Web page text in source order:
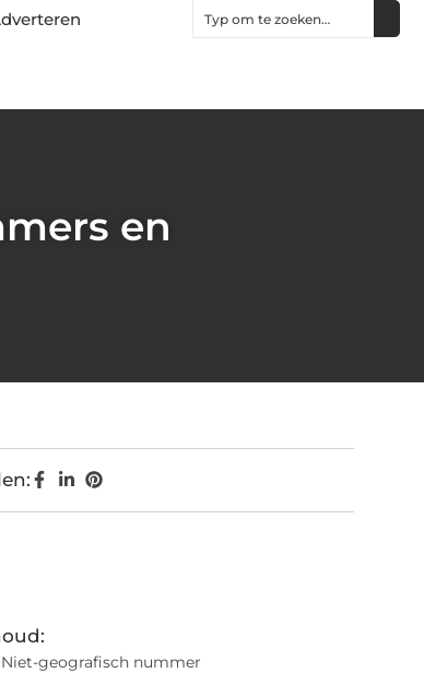
en
Niet-geografisch nummer